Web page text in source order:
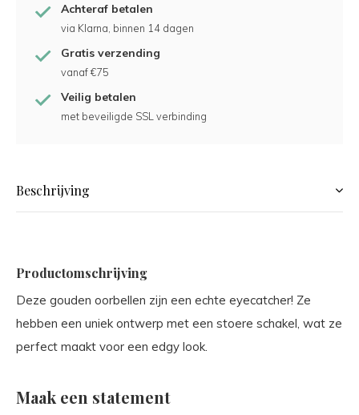
Achteraf betalen
via Klarna, binnen 14 dagen
Gratis verzending
vanaf €75
Veilig betalen
met beveiligde SSL verbinding
Beschrijving
Productomschrijving
Deze gouden oorbellen zijn een echte eyecatcher! Ze
hebben een uniek ontwerp met een stoere schakel, wat ze
perfect maakt voor een edgy look.
Maak een statement